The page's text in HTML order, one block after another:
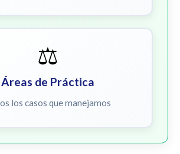
⚖️
Áreas de Práctica
los casos que manejamos